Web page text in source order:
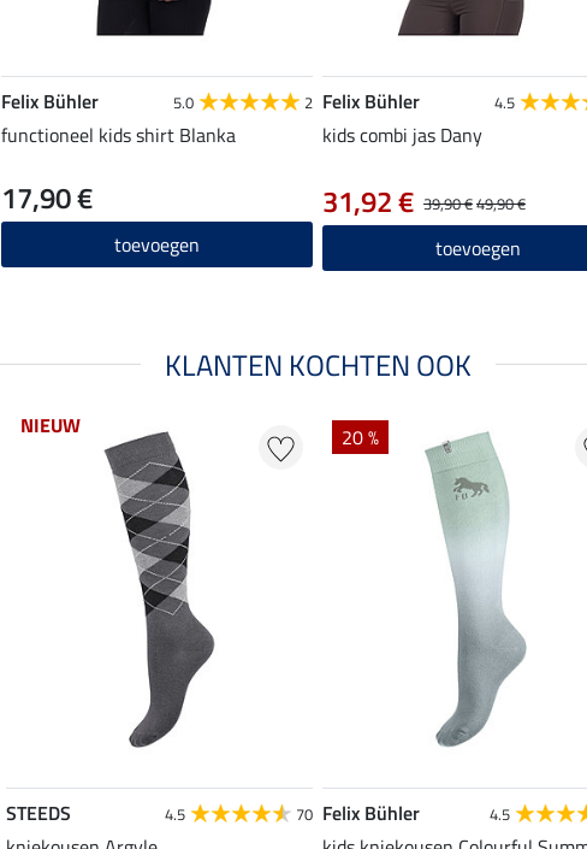
Felix Bühler 5.0 2
functioneel kids shirt Blanka
17,90 €
toevoegen
Felix Bühler 4.5
kids combi jas Dany
39,90 €49,90 €
31,92 €
toevoegen
KLANTEN KOCHTEN OOK
NIEUW
STEEDS 4.5 70
20 %
Felix Bühler 4.5